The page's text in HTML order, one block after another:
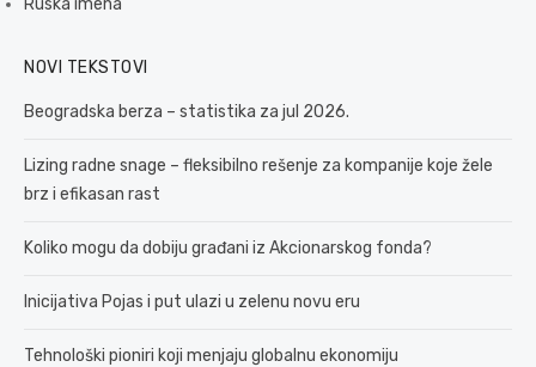
Ruska imena
NOVI TEKSTOVI
Beogradska berza – statistika za jul 2026.
Lizing radne snage – fleksibilno rešenje za kompanije koje žele
brz i efikasan rast
Koliko mogu da dobiju građani iz Akcionarskog fonda?
Inicijativa Pojas i put ulazi u zelenu novu eru
Tehnološki pioniri koji menjaju globalnu ekonomiju